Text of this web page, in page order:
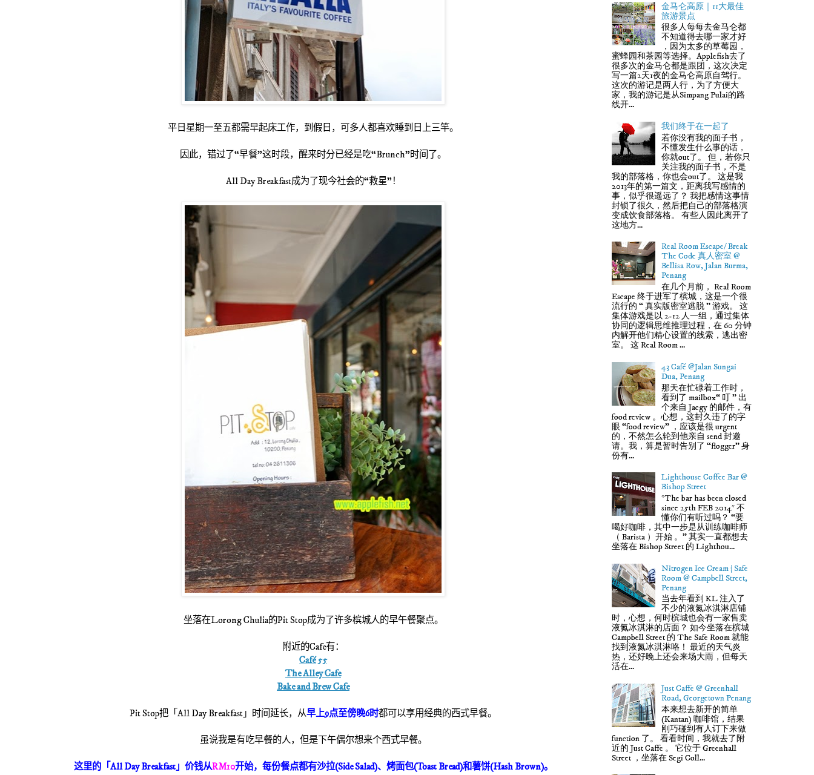
平日星期一至五都需早起床工作，到假日，可多人都喜欢睡到日上三竿。
因此，错过了“早餐”这时段，醒来时分已经是吃“Brunch”时间了。
All Day Breakfast成为了现今社会的“救星”！
坐落在Lorong Chulia的Pit Stop成为了许多槟城人的早午餐聚点。
附近的Cafe有：
Café 55
The Alley Cafe
Bake and Brew Cafe
Pit Stop把 「All Day Breakfast 」 时间延长，从早上9点至傍晚6时都可以享用经典的西式早餐。
虽说我是有吃早餐的人，但是下午偶尔想来个西式早餐。
这里的「All Day Breakfast」价钱从RM10开始，每份餐点都有沙拉(Side Salad)、烤面包(Toast Bread)和薯饼(Hash Brown)。
金马仑高原｜11大最佳
旅游景点
很多人每每去金马仑都
不知道得去哪一家才好
，因为太多的草莓园，
蜜蜂园和茶园等选择。Applefish去了
很多次的金马仑都是跟团，这次决定
写一篇2天1夜的金马仑高原自驾行。
这次的游记是两人行，为了方便大
家，我的游记是从Simpang Pulai的路
线开...
我们终于在一起了
若你没有我的面子书，
不懂发生什么事的话，
你就out了。 但，若你只
关注我的面子书，不是
我的部落格，你也会out了。 这是我
2013年的第一篇文，距离我写感情的
事，似乎很遥远了？ 我把感情这事情
封锁了很久，然后把自己的部落格演
变成饮食部落格。 有些人因此离开了
这地方...
Real Room Escape/ Break
The Code 真人密室 @
Bellisa Row, Jalan Burma,
Penang
在几个月前， Real Room
Escape 终于进军了槟城，这是一个很
流行的 “ 真实版密室逃脱 ” 游戏。 这
集体游戏是以 2-12 人一组，通过集体
协同的逻辑思维推理过程，在 60 分钟
内解开他们精心设置的线索，逃出密
室。 这 Real Room ...
43 Café @Jalan Sungai
Dua, Penang
那天在忙碌着工作时，
看到了 mailbox“ 叮 ” 出
个来自 Jacgy 的邮件，有
food review 。心想，这封久违了的字
眼 “food review” ，应该是很 urgent
的，不然怎么轮到他亲自 send 封邀
请。我，算是暂时告别了 “flogger” 身
份有...
Lighthouse Coffee Bar @
Bishop Street
*The bar has been closed
since 25th FEB 2014* 不
懂你们有听过吗？ “要
喝好咖啡，其中一步是从训练咖啡师
（ Barista ）开始 。” 其实一直都想去
坐落在 Bishop Street 的 Lighthou...
Nitrogen Ice Cream | Safe
Room @ Campbell Street,
Penang
当去年看到 KL 注入了
不少的液氮冰淇淋店铺
时，心想，何时槟城也会有一家售卖
液氮冰淇淋的店面？ 如今坐落在槟城
Campbell Street 的 The Safe Room 就能
找到液氮冰淇淋咯！ 最近的天气炎
热，还好晚上还会来场大雨，但每天
活在...
Just Caffe @ Greenhall
Road, Georgetown Penang
本来想去新开的简单
(Kantan) 咖啡馆，结果
刚巧碰到有人订下来做
function 了。 看看时间，我就去了附
近的 Just Caffe 。 它位于 Greenhall
Street ，坐落在 Segi Coll...